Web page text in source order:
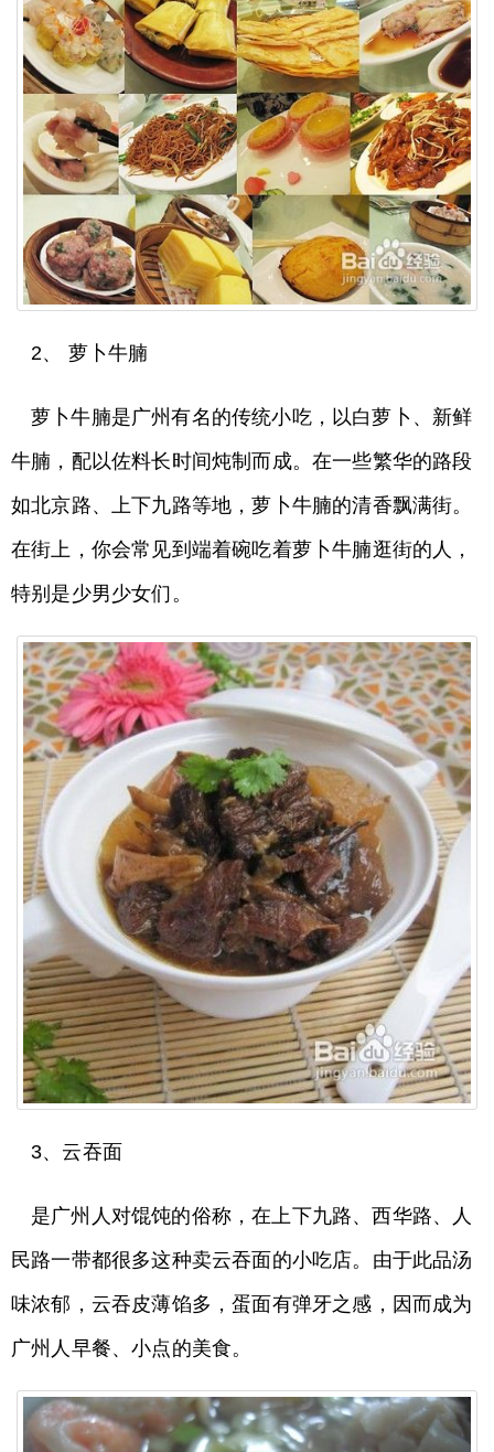
2、 萝卜牛腩
萝卜牛腩是广州有名的传统小吃，以白萝卜、新鲜
牛腩，配以佐料长时间炖制而成。在一些繁华的路段
如北京路、上下九路等地，萝卜牛腩的清香飘满街。
在街上，你会常见到端着碗吃着萝卜牛腩逛街的人，
特别是少男少女们。
3、云吞面
是广州人对馄饨的俗称，在上下九路、西华路、人
民路一带都很多这种卖云吞面的小吃店。由于此品汤
味浓郁，云吞皮薄馅多，蛋面有弹牙之感，因而成为
广州人早餐、小点的美食。